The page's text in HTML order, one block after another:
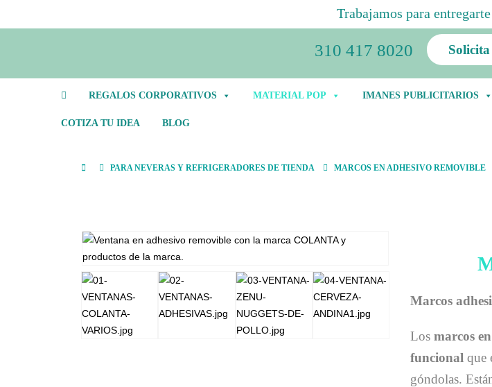
Trabajamos para
310 417 8020
REGALOS CORPORATIVOS MATERIAL POP IMANES PUBLICITARIOS
COTIZA TU IDEA BLOG
PARA NEVERAS Y REFRIGERADORES DE TIENDA MARCOS EN ADHESIVO REMOVIBLE
Marcos
Los marcos
funcional que
góndolas.